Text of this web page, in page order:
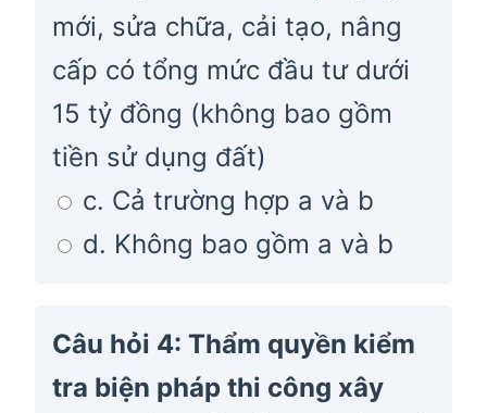
mới, sửa chữa, cải tạo, nâng
cấp có tổng mức đầu tư dưới
15 tỷ đồng (không bao gồm
tiền sử dụng đất)
c. Cả trường hợp a và b
d. Không bao gồm a và b
Câu hỏi 4: Thẩm quyền kiểm
tra biện pháp thi công xây